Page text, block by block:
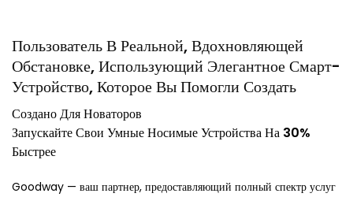
Пользователь В Реальной, Вдохновляющей
Обстановке, Использующий Элегантное Смарт-
Устройство, Которое Вы Помогли Создать
Создано Для Новаторов
Запускайте Свои Умные Носимые Устройства На 30%
Быстрее
Goodway — ваш партнер, предоставляющий полный спектр услуг